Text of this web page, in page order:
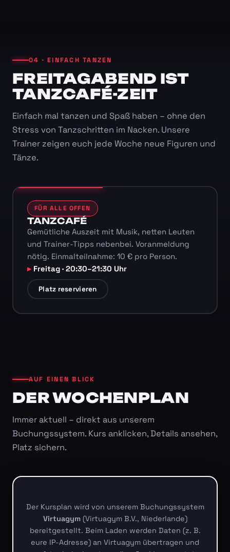
04 · EINFACH TANZEN
FREITAGABEND IST
TANZCAFÉ-ZEIT
Einfach mal tanzen und Spaß haben – ohne den
Stress von Tanzschritten im Nacken. Unsere
Trainer zeigen euch jede Woche neue Figuren und
Tänze.
FÜR ALLE OFFEN
TANZCAFÉ
Gemütliche Auszeit mit Musik, netten Leuten
und Trainer-Tipps nebenbei. Voranmeldung
nötig. Einmalteilnahme: 10 € pro Person.
Freitag · 20:30–21:30 Uhr
Platz reservieren
AUF EINEN BLICK
DER WOCHENPLAN
Immer aktuell – direkt aus unserem
Buchungssystem. Kurs anklicken, Details ansehen,
Platz sichern.
Der Kursplan wird von unserem Buchungssystem
Virtuagym(Virtuagym B.V., Niederlande)
bereitgestellt. Beim Laden werden Daten (z. B.
eure IP-Adresse) an Virtuagym übertragen und